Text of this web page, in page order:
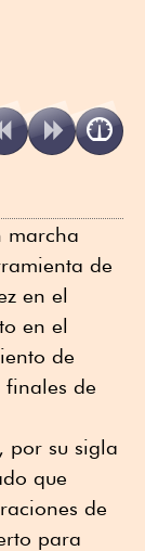
marcha
de
en el
en el
de
finales de
por su sigla
que
de
para